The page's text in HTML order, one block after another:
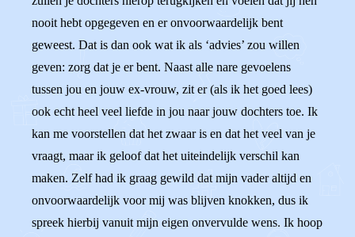
nooit hebt opgegeven en er onvoorwaardelijk bent
geweest. Dat is dan ook wat ik als ‘advies’ zou willen
geven: zorg dat je er bent. Naast alle nare gevoelens
tussen jou en jouw ex-vrouw, zit er (als ik het goed lees)
ook echt heel veel liefde in jou naar jouw dochters toe. Ik
kan me voorstellen dat het zwaar is en dat het veel van je
vraagt, maar ik geloof dat het uiteindelijk verschil kan
maken. Zelf had ik graag gewild dat mijn vader altijd en
onvoorwaardelijk voor mij was blijven knokken, dus ik
spreek hierbij vanuit mijn eigen onvervulde wens. Ik hoop